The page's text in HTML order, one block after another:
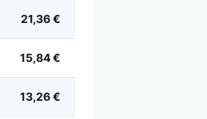
21,36 €
15,84 €
13,26 €